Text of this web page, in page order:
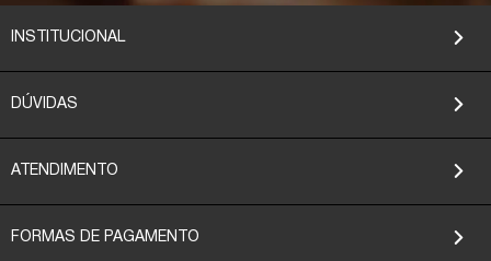
INSTITUCIONAL
DÚVIDAS
ATENDIMENTO
FORMAS DE PAGAMENTO